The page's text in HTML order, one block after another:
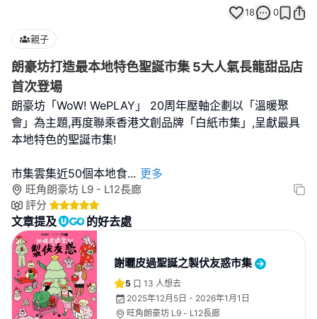
18 0
親子
朗豪坊打造最本地特色聖誕市集 5大人氣長龍甜品店
首次登場
朗豪坊「WoW! WePLAY」 20周年壓軸企劃以「溫暖聚
會」為主題,再度聯乘香港文創品牌「白紙市集」,呈獻最具
本地特色的聖誕市集!
市集雲集近50個本地食... 更多
旺角朗豪坊 L9 - L12長廊
評分
文章提及 的好去處
謝曬皮過聖誕之製伏友惑市集
5 13 人想去
2025年12月5日 - 2026年1月1日
旺角朗豪坊 L9 - L12長廊